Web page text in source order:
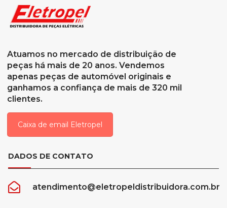
Atuamos no mercado de distribuição de
peças há mais de 20 anos. Vendemos
apenas peças de automóvel originais e
ganhamos a confiança de mais de 320 mil
clientes.
Caixa de email Eletropel
DADOS DE CONTATO
atendimento@eletropeldistribuidora.com.br